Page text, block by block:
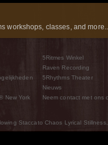
workshops, classes, and
New York
5Ritmes Winkel
Raven Recording
5Rhythms Theater
Nieuws
Neem contact met ons
Staccato Chaos Lyrical